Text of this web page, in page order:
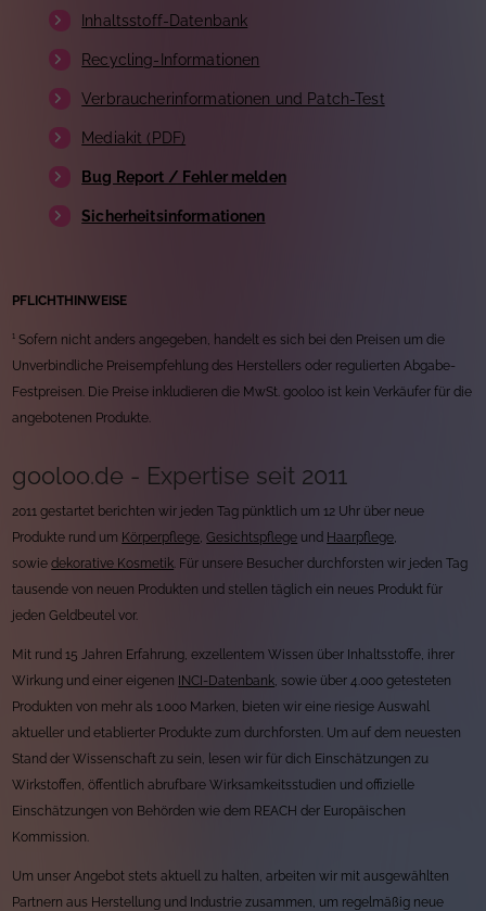
Inhaltsstoff-Datenbank
Recycling-Informationen
Verbraucherinformationen und Patch-Test
Mediakit (PDF)
Bug Report / Fehler melden
Sicherheitsinformationen
PFLICHTHINWEISE
¹ Sofern nicht anders angegeben, handelt es sich bei den Preisen um die
Unverbindliche Preisempfehlung des Herstellers oder regulierten Abgabe-
Festpreisen. Die Preise inkludieren die MwSt. gooloo ist kein Verkäufer für die
angebotenen Produkte.
gooloo.de - Expertise seit 2011
2011 gestartet berichten wir jeden Tag pünktlich um 12 Uhr über neue
Produkte rund um Körperpflege ,Gesichtspflege und Haarpflege
sowiedekorative Kosmetik . Für unsere Besucher durchforsten wir jeden Tag
tausende von neuen Produkten und stellen täglich ein neues Produkt für
jeden Geldbeutel vor.
Mit rund 15 Jahren Erfahrung, exzellentem Wissen über Inhaltsstoffe, ihrer
Wirkung und einer eigenen INCI-Datenbank , sowie über 4.000 getesteten
Produkten von mehr als 1.000 Marken, bieten wir eine riesige Auswahl
aktueller und etablierter Produkte zum durchforsten. Um auf dem neuesten
Stand der Wissenschaft zu sein, lesen wir für dich Einschätzungen zu
Wirkstoffen, öffentlich abrufbare Wirksamkeitsstudien und offizielle
Einschätzungen von Behörden wie dem REACH der Europäischen
Kommission.
Um unser Angebot stets aktuell zu halten, arbeiten wir mit ausgewählten
Partnern aus Herstellung und Industrie zusammen, um regelmäßig neue